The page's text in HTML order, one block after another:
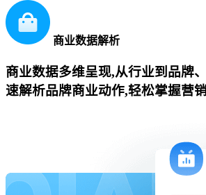
商业数据解析
商业数据多维呈现,从行业到品牌
速解析品牌商业动作,轻松掌握营销